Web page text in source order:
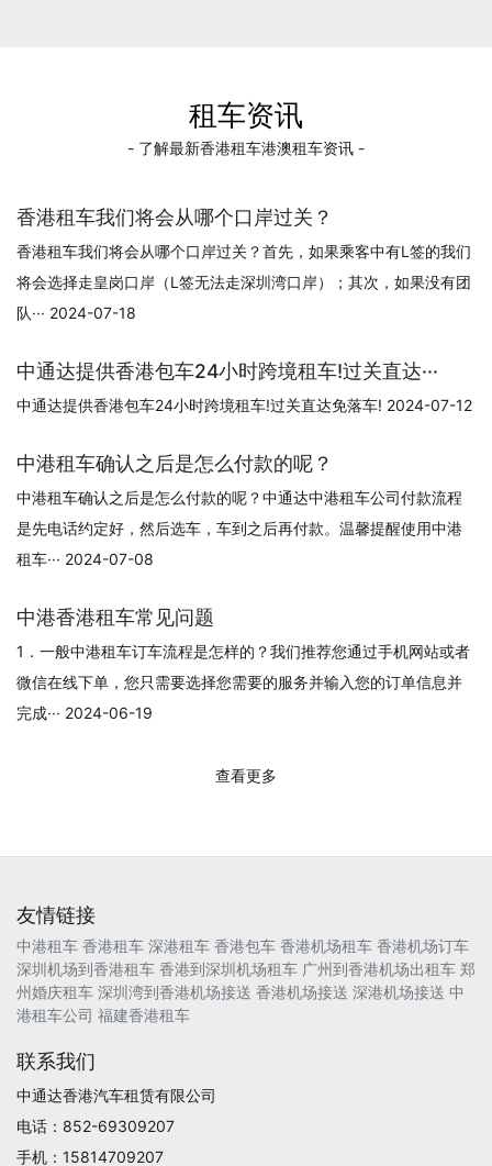
租车资讯
- 了解最新香港租车港澳租车资讯 -
香港租车我们将会从哪个口岸过关？
香港租车我们将会从哪个口岸过关？首先，如果乘客中有L签的我们
将会选择走皇岗口岸（L签无法走深圳湾口岸）；其次，如果没有团
队··· 2024-07-18
中通达提供香港包车24小时跨境租车!过关直达···
中通达提供香港包车24小时跨境租车!过关直达免落车! 2024-07-12
中港租车确认之后是怎么付款的呢？
中港租车确认之后是怎么付款的呢？中通达中港租车公司付款流程
是先电话约定好，然后选车，车到之后再付款。温馨提醒使用中港
租车··· 2024-07-08
中港香港租车常见问题
1．一般中港租车订车流程是怎样的？我们推荐您通过手机网站或者
微信在线下单，您只需要选择您需要的服务并输入您的订单信息并
完成··· 2024-06-19
查看更多
友情链接
中港租车 香港租车 深港租车 香港包车 香港机场租车 香港机场订车
深圳机场到香港租车 香港到深圳机场租车 广州到香港机场出租车 郑
州婚庆租车 深圳湾到香港机场接送 香港机场接送 深港机场接送 中
港租车公司 福建香港租车
联系我们
中通达香港汽车租赁有限公司
电话：852-69309207
手机：15814709207